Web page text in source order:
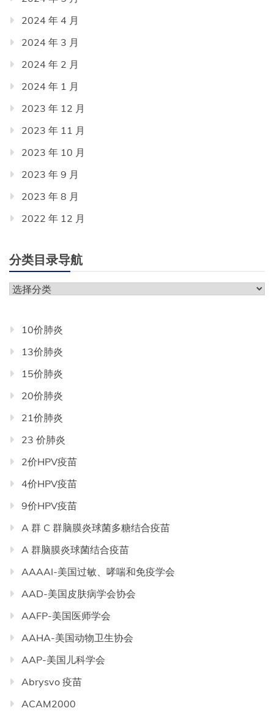
2024 年 4 月
2024 年 3 月
2024 年 2 月
2024 年 1 月
2023 年 12 月
2023 年 11 月
2023 年 10 月
2023 年 9 月
2023 年 8 月
2022 年 12 月
分类目录导航
分
导
航
10价肺炎
13价肺炎
15价肺炎
20价肺炎
21价肺炎
23 价肺炎
2价HPV疫苗
4价HPV疫苗
9价HPV疫苗
A 群 C 群脑膜炎球菌多糖结合疫苗
A 群脑膜炎球菌结合疫苗
AAAAI-美国过敏、哮喘和免疫学会
AAD-美国皮肤病学会协会
AAFP-美国医师学会
AAHA-美国动物卫生协会
AAP-美国儿科学会
Abrysvo 疫苗
ACAM2000